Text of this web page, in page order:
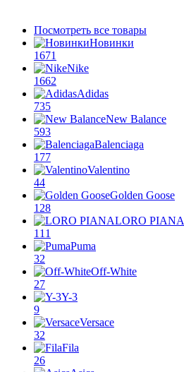
Посмотреть все товары
Новинки
1671
Nike
1662
Adidas
735
New Balance
593
Balenciaga
177
Valentino
44
Golden Goose
128
LORO PIANA
111
Puma
32
Off-White
27
Y-3
9
Versace
32
Fila
26